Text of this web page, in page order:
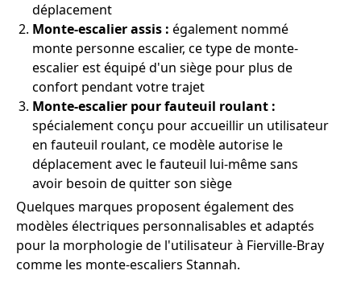
déplacement
Monte-escalier assis : également nommé
monte personne escalier, ce type de monte-
escalier est équipé d'un siège pour plus de
confort pendant votre trajet
Monte-escalier pour fauteuil roulant :
spécialement conçu pour accueillir un utilisateur
en fauteuil roulant, ce modèle autorise le
déplacement avec le fauteuil lui-même sans
avoir besoin de quitter son siège
Quelques marques proposent également des
modèles électriques personnalisables et adaptés
pour la morphologie de l'utilisateur à Fierville-Bray
comme les monte-escaliers Stannah.